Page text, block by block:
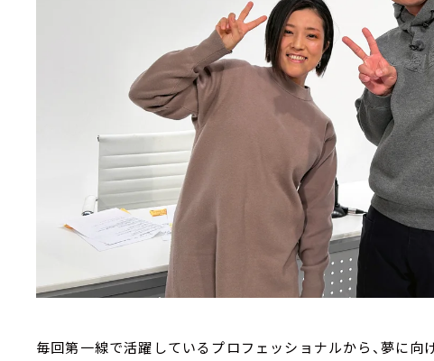
毎回第一線で活躍しているプロフェッショナルから、夢に向